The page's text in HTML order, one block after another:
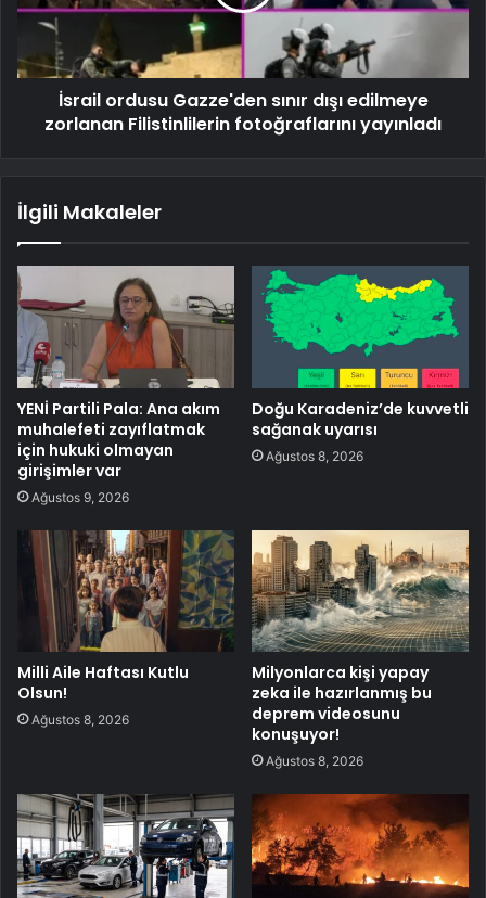
İsrail ordusu Gazze'den sınır dışı edilmeye
zorlanan Filistinlilerin fotoğraflarını yayınladı
İlgili Makaleler
YENİ Partili Pala: Ana akım
muhalefeti zayıflatmak
için hukuki olmayan
girişimler var
Ağustos 9, 2026
Doğu Karadeniz’de kuvvetli
sağanak uyarısı
Ağustos 8, 2026
Milli Aile Haftası Kutlu
Olsun!
Ağustos 8, 2026
Milyonlarca kişi yapay
zeka ile hazırlanmış bu
deprem videosunu
konuşuyor!
Ağustos 8, 2026